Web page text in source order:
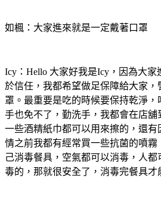
如楓：大家進來就是一定戴著口罩
Icy：Hello 大家好我是Icy，因為大
於信任，我都希望做足保障給大家，
罩。最重要是吃的時候要保持乾淨
手也免不了，勤洗手，我都會在店
一些酒精紙巾都可以用來擦的，還
情之前我都有經常買一些抗菌的噴霧
己消毒餐具，空氣都可以消毒，人
毒的，那就很安全了，消毒完餐具才